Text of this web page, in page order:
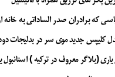
که برادران صدر الساداتی به خانه
کلیپس جدید موی سر در بدلیجات
(بلاگر معروف در ترکیه ) استانبول